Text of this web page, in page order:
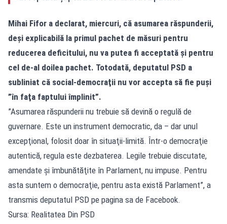
Mihai Fifor a declarat, miercuri, că asumarea răspunderii,
deşi explicabilă la primul pachet de măsuri pentru
reducerea deficitului, nu va putea fi acceptată şi pentru
cel de-al doilea pachet. Totodată, deputatul PSD a
subliniat că social-democraţii nu vor accepta să fie puşi
”în faţa faptului împlinit”.
”Asumarea răspunderii nu trebuie să devină o regulă de
guvernare. Este un instrument democratic, da – dar unul
excepţional, folosit doar în situaţii-limită. Într-o democraţie
autentică, regula este dezbaterea. Legile trebuie discutate,
amendate şi îmbunătăţite în Parlament, nu impuse. Pentru
asta suntem o democraţie, pentru asta există Parlament”, a
transmis deputatul PSD pe pagina sa de Facebook.
Sursa: Realitatea Din PSD